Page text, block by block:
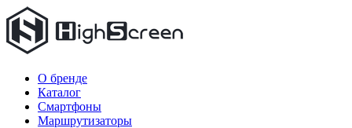
О бренде
Каталог
Смартфоны
Маршрутизаторы